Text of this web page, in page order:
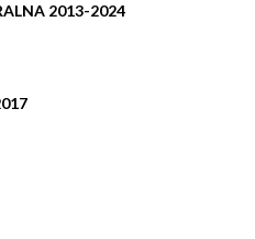
2013-2024